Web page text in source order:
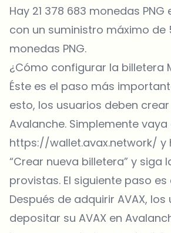
Hay 21 378 683 monedas
con un suministro máximo de
monedas PNG.
¿Cómo configurar la billetera
Éste es el paso más
esto, los usuarios deben
Avalanche. Simplemente vaya
https://wallet.avax.network/ y
“Crear nueva billetera” y siga
provistas. El siguiente paso es
Después de adquirir AVAX,
depositar su AVAX en